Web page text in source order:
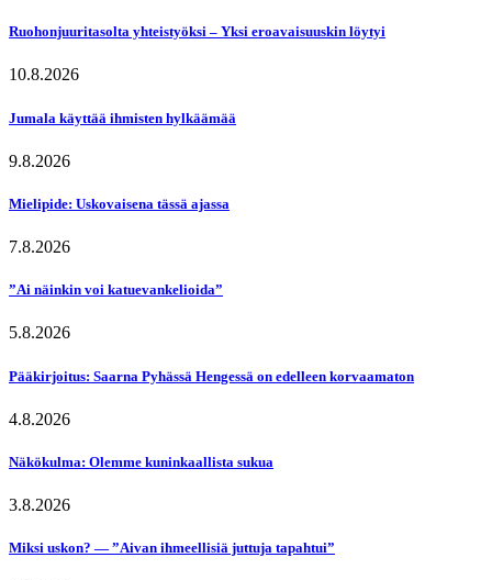
Ruohonjuuritasolta yhteistyöksi – Yksi eroavaisuuskin löytyi
10.8.2026
Jumala käyttää ihmisten hylkäämää
9.8.2026
Mielipide: Uskovaisena tässä ajassa
7.8.2026
”Ai näinkin voi katuevankelioida”
5.8.2026
Pääkirjoitus: Saarna Pyhässä Hengessä on edelleen korvaamaton
4.8.2026
Näkökulma: Olemme kuninkaallista sukua
3.8.2026
Miksi uskon? — ”Aivan ihmeellisiä juttuja tapahtui”